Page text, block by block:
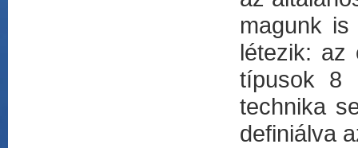
magunk is
létezik: az
típusok 8
technika
definiálva